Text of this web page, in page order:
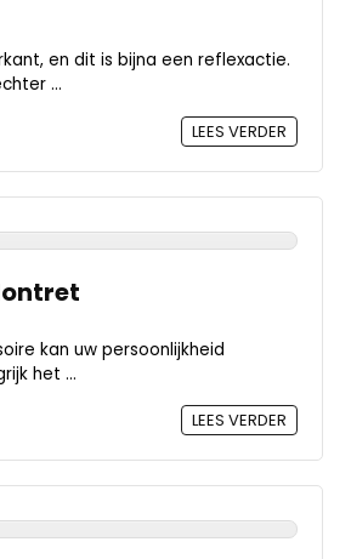
en dit is bijna een reflexactie.
...
LEES VERDER
kan uw persoonlijkheid
het ...
LEES VERDER